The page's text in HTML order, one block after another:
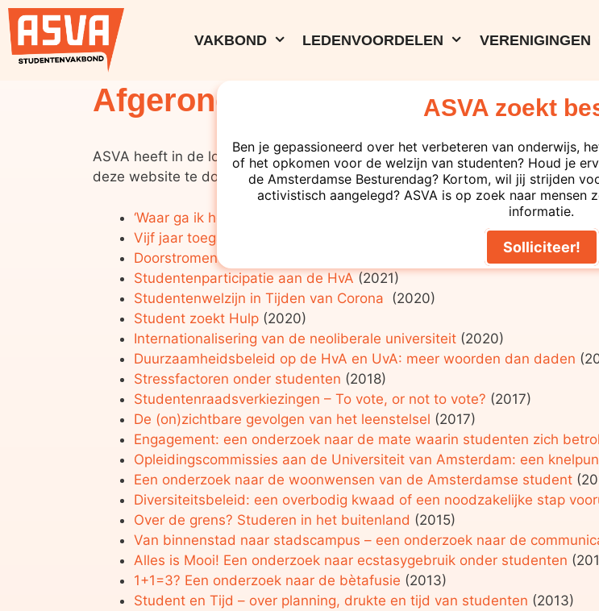
VAKBOND LEDENVOORDELEN VERENIGINGEN
Afgeronde onderzoeken
ASVA heeft in de loop der jaren onderzoek verricht naar allerlei
deze website te downloaden. Hieronder vind je de onderzoeken van nieuw
‘Waar ga ik het geld vandaag halen?’ De ervaring van financiële stress
Vijf jaar toegankelijkheidsbeleid UvA: Ingelote of loze beloftes? (2021)
Doorstromen van het hoger beroepsonderwijs (HvA) naar de universiteit
Studentenparticipatie aan de HvA(2021)
Studentenwelzijn in Tijden van Corona (2020)
Student zoekt Hulp(2020)
Internationalisering van de neoliberale universiteit(2020)
Duurzaamheidsbeleid op de HvA en UvA: meer woorden dan daden
Stressfactoren onder studenten (2018)
Studentenraadsverkiezingen – To vote, or not to vote? (2017)
De (on)zichtbare gevolgen van het leenstelsel (2017)
Engagement: een onderzoek naar de mate waarin studenten zich
Opleidingscommissies aan de Universiteit van Amsterdam: een
Een onderzoek naar de woonwensen van de Amsterdamse student
Diversiteitsbeleid: een overbodig kwaad of een noodzakelijke stap
Over de grens? Studeren in het buitenland (2015)
Van binnenstad naar stadscampus – een onderzoek naar de
Alles is Mooi! Een onderzoek naar ecstasygebruik onder studenten
1+1=3? Een onderzoek naar de bètafusie (2013)
Student en Tijd – over planning, drukte en tijd van studenten (2013)
ASVA zoekt
Ben je gepassioneerd over het verbeteren van onderwijs,
of het opkomen voor de welzijn van studenten? Houd je
de Amsterdamse Besturendag? Kortom, wil jij strijden
activistisch aangelegd? ASVA is op zoek naar mensen
informatie.
Solliciteer!